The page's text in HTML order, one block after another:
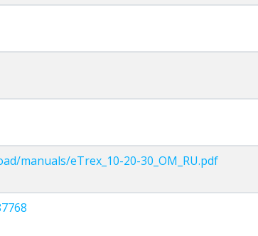
manuals/eTrex_10-20-30_OM_RU.pdf